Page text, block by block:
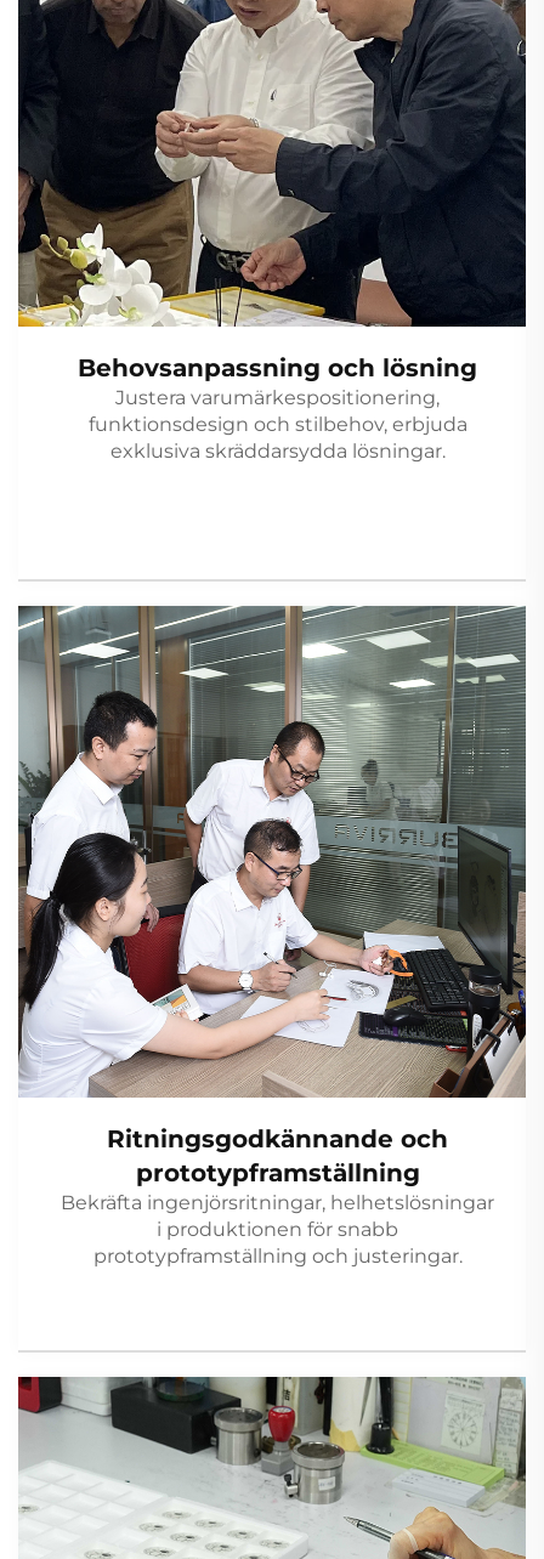
Behovsanpassning och lösning
Justera varumärkespositionering,
funktionsdesign och stilbehov, erbjuda
exklusiva skräddarsydda lösningar.
Ritningsgodkännande och
prototypframställning
Bekräfta ingenjörsritningar, helhetslösningar
i produktionen för snabb
prototypframställning och justeringar.